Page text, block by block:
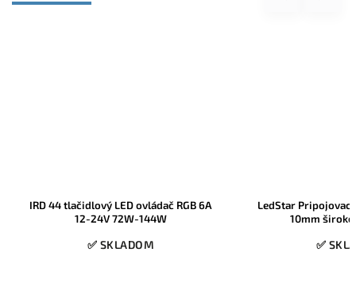
LedStar Pripojovací konektor pre RGB
10mm široké LED pásiky
✅ SKLADOM
MasterLED
14,4W/m 2typy
✅